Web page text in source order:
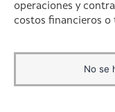
operaciones y
costos financieros o
No se